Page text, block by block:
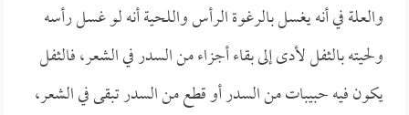
والعلة في أنه يغسل بالرغوة الرأس واللحية أنه لو غسل رأسه
ولحيته بالثفل لأدى إلى بقاء أجزاء من السدر في الشعر، فالثفل
يكون فيه حبيبات من السدر أو قطع من السدر تبقى في الشعر،